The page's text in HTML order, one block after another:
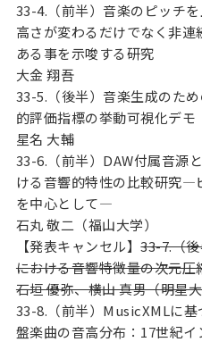
33-4.（前半）音楽のピッチ
高さが変わるだけでなく非
ある事を示唆する研究
大金 翔吾
33-5.（後半）音楽生成のた
的評価指標の挙動可視化デモ
星名 大輔
33-6.（前半）DAW付属音源
ける音響的特性の比較研究—
を中心として—
石丸 敬二（福山大学）
【発表キャンセル】33-7.（
における音響特徴量の次元圧
石垣 優弥、横山 真男（明星
33-8.（前半）MusicXMLに
盤楽曲の音高分布：17世紀